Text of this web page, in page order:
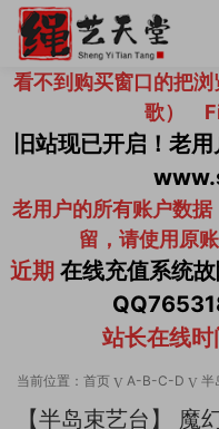
看不到购买窗口的把
歌）
旧站现已开启！老
老用户的所有账户数
留，请使用原
近期 在线充值系统故
站长在线
当前位置： 首页 A-B-C-D 半
【半岛束艺台】 魔